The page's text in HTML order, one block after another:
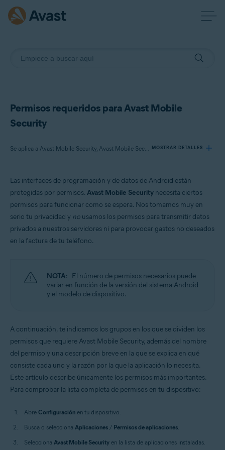
Permisos requeridos para Avast Mobile
Security
Se aplica a Avast Mobile Security, Avast Mobile Security Premium MOSTRAR DETALLES
Avast Mobile Security Premium
Sistemas operativos:
Android
Las interfaces de programación y de datos de Android están
protegidas por permisos. Avast Mobile Security necesita ciertos
permisos para funcionar como se espera. Nos tomamos muy en
serio tu privacidad y no usamos los permisos para transmitir datos
privados a nuestros servidores ni para provocar gastos no deseados
en la factura de tu teléfono.
NOTA: El número de permisos necesarios puede
variar en función de la versión del sistema Android
y el modelo de dispositivo.
A continuación, te indicamos los grupos en los que se dividen los
permisos que requiere Avast Mobile Security, además del nombre
del permiso y una descripción breve en la que se explica en qué
consiste cada uno y la razón por la que la aplicación lo necesita.
Este artículo describe únicamente los permisos más importantes.
Para comprobar la lista completa de permisos en tu dispositivo:
Abre Configuración en tu dispositivo.
Busca o selecciona Aplicaciones / Permisos de aplicaciones.
Selecciona Avast Mobile Security en la lista de aplicaciones instaladas.